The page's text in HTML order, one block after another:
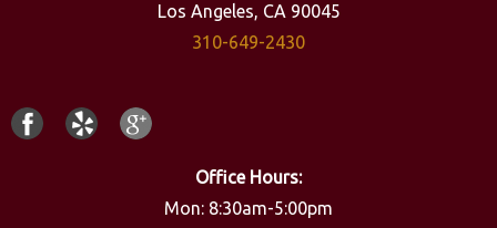
Los Angeles, CA 90045
310-649-2430
Office Hours:
Mon: 8:30am-5:00pm